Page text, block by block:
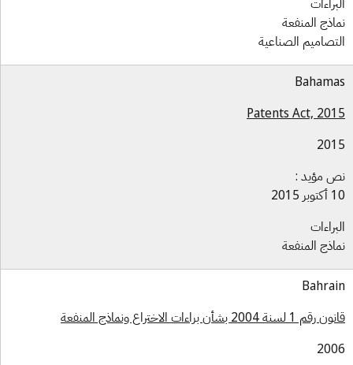
المنفعة
الصناعية
Patents Act,
مؤيد :
المنفعة
2004 بشأن براءات الاختراع ونماذج المنفعة